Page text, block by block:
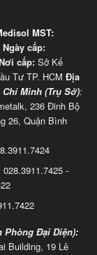
MST:
Ngày cấp:
cấp: Sở Kế
Tư TP. HCM Địa
Chí Minh (Trụ Sở):
236 Đinh Bộ
26, Quận Bình
028.3911.7425 -
Phòng Đại Diện):
Building, 19 Lê